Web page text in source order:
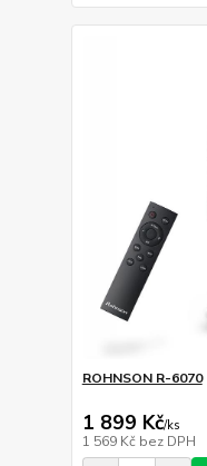
ROHNSON R-6070
1 899 Kč/ks
1 569 Kč bez DPH